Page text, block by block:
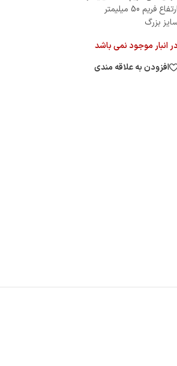
ارتفاع فریم 50 میلیمتر
بزرگ
در انبار موجود نمی باشد
افزودن به علاقه مندی